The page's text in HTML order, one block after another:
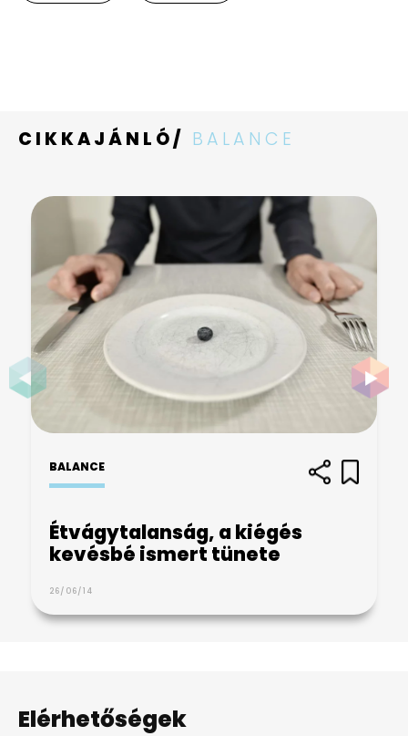
CIKKAJÁNLÓ/ BALANCE
BALANCE
Étvágytalanság, a kiégés
kevésbé ismert tünete
26/06/14
Elérhetőségek